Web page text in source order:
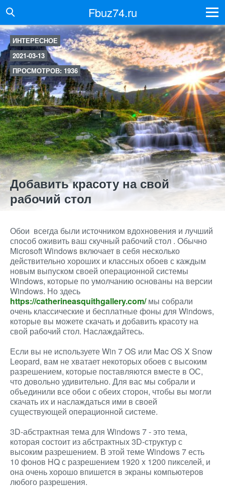
Fbuz74.ru
ИНТЕРЕСНОЕ
2021-03-13
ПРОСМОТРОВ: 1936
Добавить красоту на свой
рабочий стол
Обои всегда были источником вдохновения и лучший
способ оживить ваш скучный рабочий стол . Обычно
Microsoft Windows включает в себя несколько
действительно хороших и классных обоев с каждым
новым выпуском своей операционной системы
Windows, которые по умолчанию основаны на версии
Windows. Но здесь
https://catherineasquithgallery.com/мы собрали
очень классические и бесплатные фоны для Windows,
которые вы можете скачать и добавить красоту на
свой рабочий стол. Наслаждайтесь.
Если вы не используете Win 7 OS или Mac OS X Snow
Leopard, вам не хватает некоторых обоев с высоким
разрешением, которые поставляются вместе в ОС,
что довольно удивительно. Для вас мы собрали и
объединили все обои с обеих сторон, чтобы вы могли
скачать их и наслаждаться ими в своей
существующей операционной системе.
3D-абстрактная тема для Windows 7 - это тема,
которая состоит из абстрактных 3D-структур с
высоким разрешением. В этой теме Windows 7 есть
10 фонов HQ с разрешением 1920 x 1200 пикселей, и
она очень хорошо впишется в экраны компьютеров
любого разрешения.